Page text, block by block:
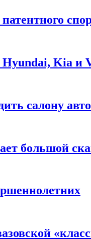
Kia и
салону
большой